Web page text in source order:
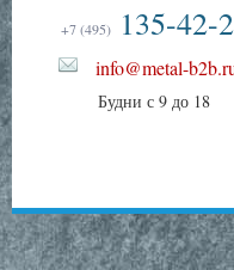
+7 (495) 135-42-
info@metal-
Будни с 9 до 18